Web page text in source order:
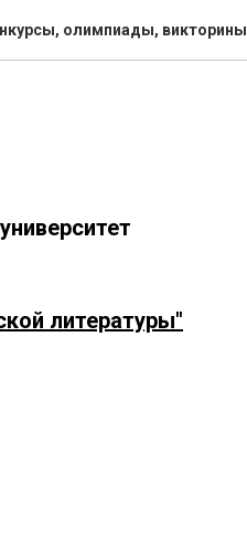
олимпиады, викторины
литературы"